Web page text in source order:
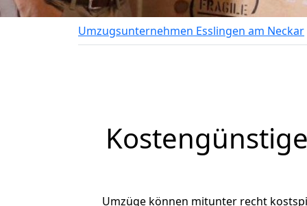
Umzugsunternehmen Esslingen am Neckar
Umzüge können mitunter recht